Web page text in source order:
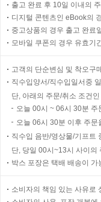
출고 완료 후 10일 이내의
디지털 콘텐츠인 eBook의
중고상품의 경우 출고 완료
모바일 쿠폰의 경우 유효기
고객의 단순변심 및 착오구
직수입양서/직수입일서중
단, 아래의 주문/취소 조건
오늘 00시 ~ 06시 30분
오늘 06시 30분 이후 주
직수입 음반/영상물/기프트
단, 당일 00시~13시 사이의
박스 포장은 택배 배송이
소비자의 책임 있는 사유로